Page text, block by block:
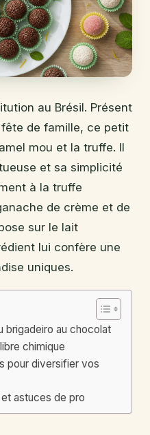
au Brésil. Présent
de famille, ce petit
mou et la truffe. Il
et sa simplicité
à la truffe
de crème et de
sur le lait
lui confère une
uniques.
brigadeiro au chocolat
chimique
pour diversifier vos
astuces de pro